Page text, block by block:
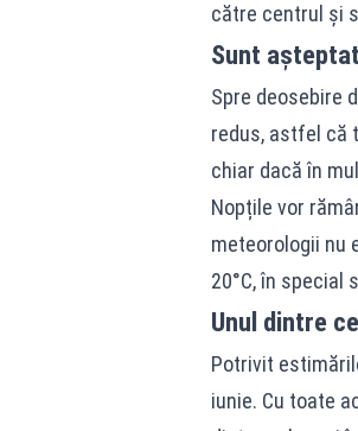
către centrul și
Sunt
Spre deosebire
redus, astfel că
chiar dacă în
Nopțile vor
meteorologii nu
20°C, în
Unul dintre
Potrivit
iunie. Cu toate